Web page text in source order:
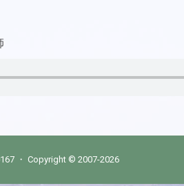
・ Copyright © 2007-2026